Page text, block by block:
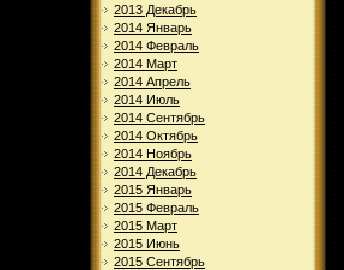
2013 Декабрь
2014 Январь
2014 Февраль
2014 Март
2014 Апрель
2014 Июль
2014 Сентябрь
2014 Октябрь
2014 Ноябрь
2014 Декабрь
2015 Январь
2015 Февраль
2015 Март
2015 Июнь
2015 Сентябрь